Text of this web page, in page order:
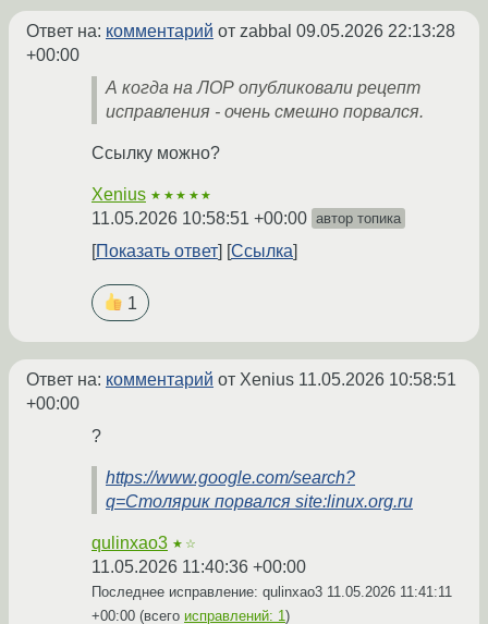
Ответ на: комментарий от zabbal 09.05.2026 22:13:28
+00:00
А когда на ЛОР опубликовали рецепт
исправления - очень смешно порвался.
Ссылку можно?
Xenius ★★★★★
11.05.2026 10:58:51 +00:00 автор топика
Показать ответ Ссылка
1
Ответ на: комментарий от Xenius 11.05.2026 10:58:51
+00:00
?
https://www.google.com/search?
q=Столярик порвался site:linux.org.ru
qulinxao3 ★☆
11.05.2026 11:40:36 +00:00
Последнее исправление: qulinxao3 11.05.2026 11:41:11
+00:00 (всего исправлений: 1)